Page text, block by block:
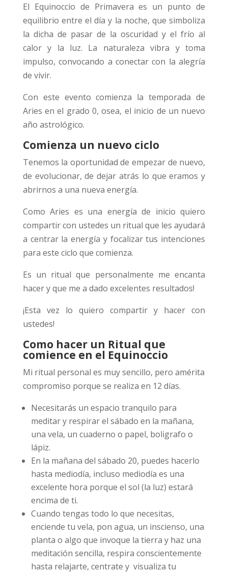
El Equinoccio de Primavera es un punto de
equilibrio entre el día y la noche, que simboliza
la dicha de pasar de la oscuridad y el frío al
calor y la luz. La naturaleza vibra y toma
impulso, convocando a conectar con la alegría
de vivir.
Con este evento comienza la temporada de
Aries en el grado 0, osea, el inicio de un nuevo
año astrológico.
Comienza un nuevo ciclo
Tenemos la oportunidad de empezar de nuevo,
de evolucionar, de dejar atrás lo que eramos y
abrirnos a una nueva energía.
Como Aries es una energía de inicio quiero
compartir con ustedes un ritual que les ayudará
a centrar la energía y focalizar tus intenciones
para este ciclo que comienza.
Es un ritual que personalmente me encanta
hacer y que me a dado excelentes resultados!
¡Esta vez lo quiero compartir y hacer con
ustedes!
Como hacer un Ritual que
comience en el Equinoccio
Mi ritual personal es muy sencillo, pero amérita
compromiso porque se realiza en 12 días.
Necesitarás un espacio tranquilo para
meditar y respirar el sábado en la mañana,
una vela, un cuaderno o papel, boligrafo o
lápiz.
En la mañana del sábado 20, puedes hacerlo
hasta mediodía, incluso mediodía es una
excelente hora porque el sol (la luz) estará
encima de ti.
Cuando tengas todo lo que necesitas,
enciende tu vela, pon agua, un inscienso, una
planta o algo que invoque la tierra y haz una
meditación sencilla, respira conscientemente
hasta relajarte, centrate y visualiza tu